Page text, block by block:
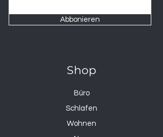
Abbonieren
Shop
Büro
Schlafen
Wohnen